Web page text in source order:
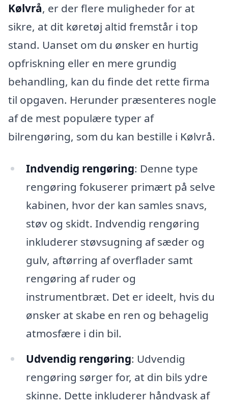
Kølvrå, er der flere muligheder for at
sikre, at dit køretøj altid fremstår i top
stand. Uanset om du ønsker en hurtig
opfriskning eller en mere grundig
behandling, kan du finde det rette firma
til opgaven. Herunder præsenteres nogle
af de mest populære typer af
bilrengøring, som du kan bestille i Kølvrå.
Indvendig rengøring: Denne type
rengøring fokuserer primært på selve
kabinen, hvor der kan samles snavs,
støv og skidt. Indvendig rengøring
inkluderer støvsugning af sæder og
gulv, aftørring af overflader samt
rengøring af ruder og
instrumentbræt. Det er ideelt, hvis du
ønsker at skabe en ren og behagelig
atmosfære i din bil.
Udvendig rengøring: Udvendig
rengøring sørger for, at din bils ydre
skinne. Dette inkluderer håndvask af